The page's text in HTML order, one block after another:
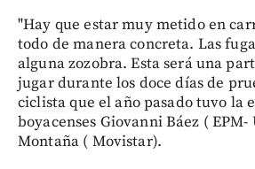
"Hay que estar muy metido en
todo de manera concreta. Las
alguna zozobra. Esta será una
jugar durante los doce días de
ciclista que el año pasado tuvo la
boyacenses Giovanni Báez (
Montaña ( Movistar).